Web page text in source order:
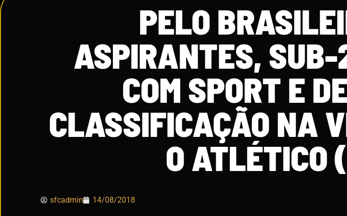
PELO
ASPIRANTES, SUB-
COM SPORT E
CLASSIFICAÇÃO NA
O ATLÉTICO
sfcadmin 14/08/2018